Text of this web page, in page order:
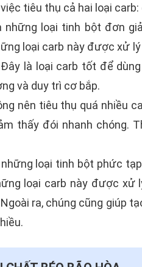
tiêu thụ cả hai loại
những loại tinh bột đơn
loại carb này được xử
là loại carb tốt để
và duy trì cơ bắp.
nên tiêu thụ quá nhiều
thấy đói nhanh chóng.
loại tinh bột phức
loại carb này được
ra, chúng cũng giúp